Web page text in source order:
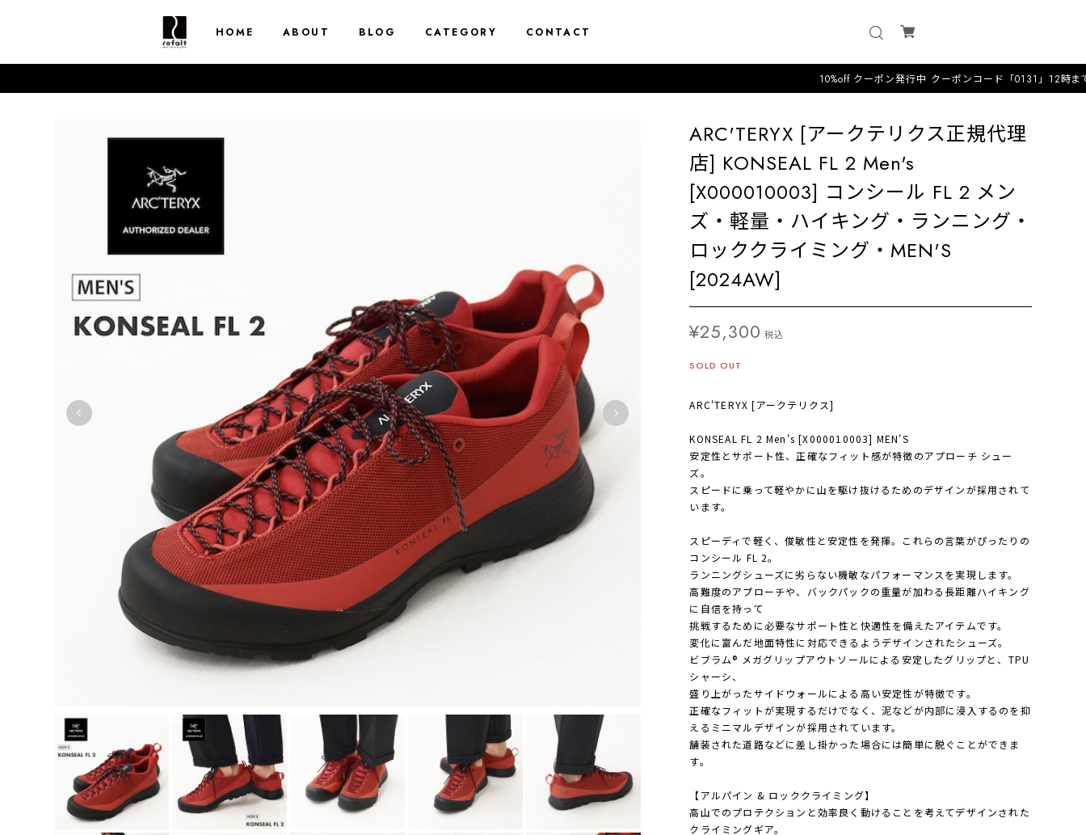
HOME ABOUT BLOG CATEGORY CONTACT
10%off クーポン発行中 クーポンコード「0131」12時までのオーダ
ARC'TERYX [アークテリクス正規代理
店] KONSEAL FL 2 Men's
[X000010003] コンシール FL 2 メン
ズ・軽量・ハイキング・ランニング・
ロッククライミング・MEN'S
[2024AW]
¥25,300 税込
SOLD OUT
ARC'TERYX [アークテリクス]
KONSEAL FL 2 Men's [X000010003] MEN'S
安定性とサポート性、正確なフィット感が特徴のアプローチ シュー
ズ。
スピードに乗って軽やかに山を駆け抜けるためのデザインが採用されて
います。
スピーディで軽く、俊敏性と安定性を発揮。これらの言葉がぴったりの
コンシール FL 2。
ランニングシューズに劣らない機敏なパフォーマンスを実現します。
高難度のアプローチや、バックパックの重量が加わる長距離ハイキング
に自信を持って
挑戦するために必要なサポート性と快適性を備えたアイテムです。
変化に富んだ地面特性に対応できるようデザインされたシューズ。
ビブラム® メガグリップアウトソールによる安定したグリップと、TPU
シャーシ、
盛り上がったサイドウォールによる高い安定性が特徴です。
正確なフィットが実現するだけでなく、泥などが内部に浸入するのを抑
えるミニマルデザインが採用されています。
舗装された道路などに差し掛かった場合には簡単に脱ぐことができま
す。
【アルパイン & ロッククライミング】
高山でのプロテクションと効率良く動けることを考えてデザインされた
クライミングギア。